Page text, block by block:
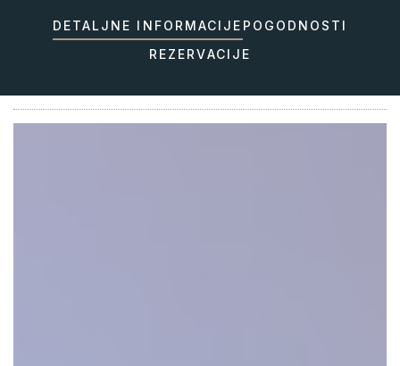
DETALJNE INFORMACIJE POGODNOSTI
REZERVACIJE